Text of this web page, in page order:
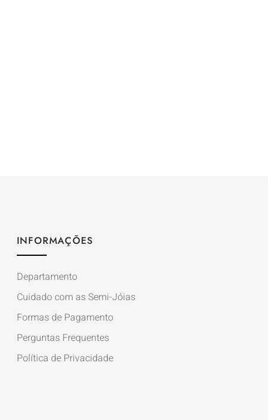
INFORMAÇÕES
Departamento
Cuidado com as Semi-Jóias
Formas de Pagamento
Perguntas Frequentes
Política de Privacidade